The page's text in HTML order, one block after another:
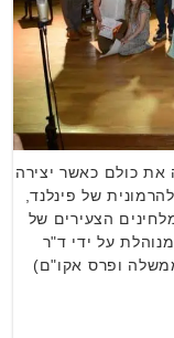
רולניק (11) הדהימה את כולם כאשר יצירה
של פינלנד,
הצעירים של
על ידי ד"ר
ופרס אקו"ם)